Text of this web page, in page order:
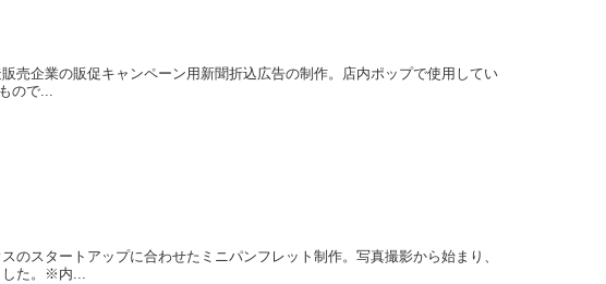
売企業の販促キャンペーン用新聞折込広告の制作。店内ポップで使用してい
ので...
スタートアップに合わせたミニパンフレット制作。写真撮影から始まり、
した。※内...